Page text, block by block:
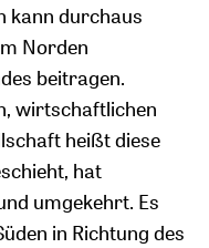
kann durchaus
Norden
beitragen.
wirtschaftlichen
heißt diese
hat
umgekehrt. Es
in Richtung des